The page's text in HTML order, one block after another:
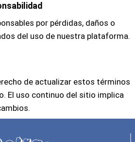
por pérdidas, daños o
del uso de nuestra plataforma.
de actualizar estos términos
El uso continuo del sitio implica